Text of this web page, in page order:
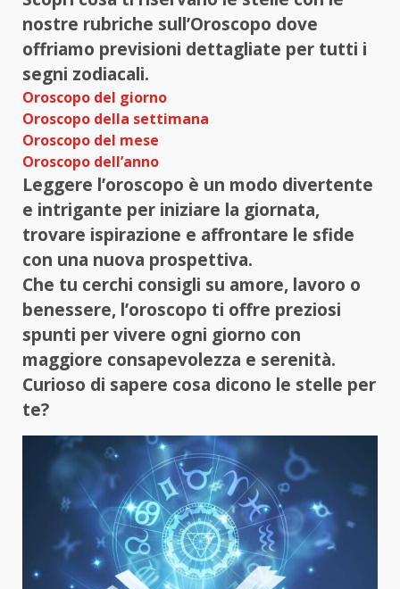
nostre rubriche sull’Oroscopo dove
offriamo previsioni dettagliate per tutti i
segni zodiacali.
Oroscopo del giorno
Oroscopo della settimana
Oroscopo del mese
Oroscopo dell’anno
Leggere l’oroscopo è un modo divertente
e intrigante per iniziare la giornata,
trovare ispirazione e affrontare le sfide
con una nuova prospettiva.
Che tu cerchi consigli su amore, lavoro o
benessere, l’oroscopo ti offre preziosi
spunti per vivere ogni giorno con
maggiore consapevolezza e serenità.
Curioso di sapere cosa dicono le stelle per
te?